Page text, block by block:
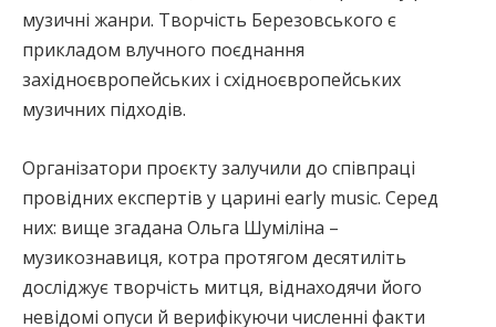
музичні жанри. Творчість Березовського є
прикладом влучного поєднання
західноєвропейських і східноєвропейських
музичних підходів.
Організатори проєкту залучили до співпраці
провідних експертів у царині early music. Серед
них: вище згадана Ольга Шуміліна –
музикознавиця, котра протягом десятиліть
досліджує творчість митця, віднаходячи його
невідомі опуси й верифікуючи численні факти